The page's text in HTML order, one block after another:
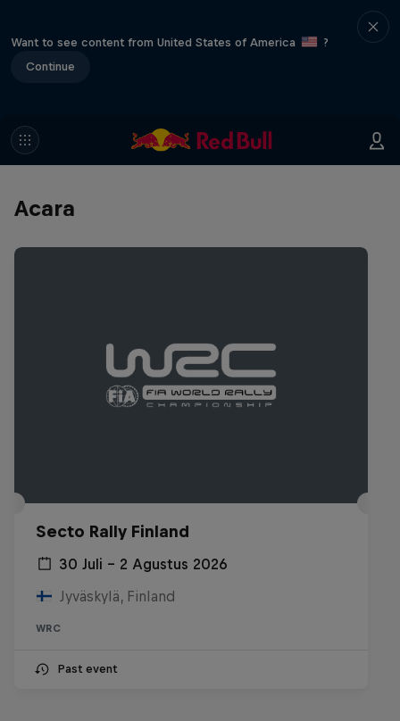
Want to see content from United States of America
?
Continue
Acara
Secto Rally Finland
30 Juli – 2 Agustus 2026
Jyväskylä, Finland
WRC
Past event